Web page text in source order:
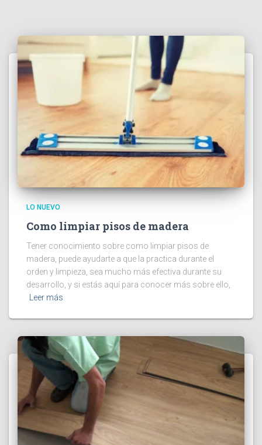
LO NUEVO
Como limpiar pisos de madera
Tener conocimiento sobre como limpiar pisos de
madera, puede ayudarte a que la practica durante el
orden y limpieza, sea mucho más efectiva durante su
desarrollo, y si estás aquí para conocer más sobre ello,
Leer más